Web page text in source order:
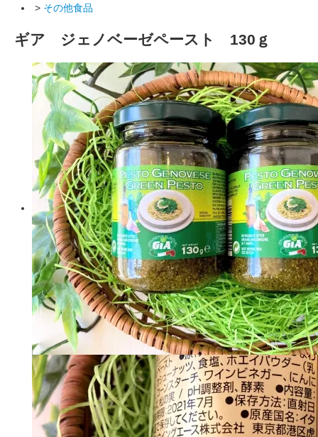
> その他食品
ギア ジェノベーゼペースト 130ｇ